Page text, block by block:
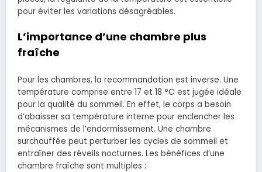
pour éviter les variations désagréables.
L’importance d’une chambre plus
fraîche
Pour les chambres, la recommandation est inverse. Une
température comprise entre 17 et 18 °C est jugée idéale
pour la qualité du sommeil. En effet, le corps a besoin
d’abaisser sa température interne pour enclencher les
mécanismes de l’endormissement. Une chambre
surchauffée peut perturber les cycles de sommeil et
entraîner des réveils nocturnes. Les bénéfices d’une
chambre fraîche sont multiples :